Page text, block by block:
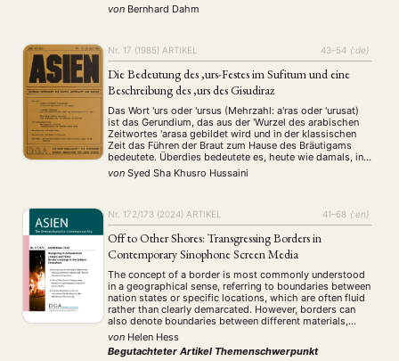
NEWS ASIEN ARBEITSKREISE EXPERTISE
ANGEBOTE
ANTRAG AUF EINEN SMALL GRANT DER DGA
MITGLIEDSCHAFT
Aktuelles von unseren Mitgliedern (4) Art (5) ASIEN (Zeitschrift) (25)
Auszeichnung (12) Bericht (128) Bildung
Geografie (2) Geschichte (93) Gesellschaft Globalisation (7)
Hybrid (172) Kultur (27) Kunst (4) Lecture (94) Literatur (261)
Medien (24) Migration (39) Nationalism (6) Online (235)
Philosophie Politik (417) Politikwissenschaften (13)
Präsentation (13) Programm (5) Publikation (23) Recht (20)
Religion Sozialwissenschaften (4) Sprache (36) Sprachkurse (8)
Stellenausschreibung (661) Stipendium (53) Studium (21)
Summer School Symposium Tagung Tourismus (14)
Veranstaltung (788) Webinar (28) Wirtschaft
Antwort auf eine so empfundene Bedrohung der Identität
durch Neuerungen zu sehen sind. Der Autor kennzeichnet
von Bernhard Dahm
Nr. 17 (1985) ARTIKEL 43–54 {:de}
Die Bedeutung des ‚urs-Festes im Sufitum und eine
Beschreibung des ‚urs des Gisudiraz
Das Wort 'urs oder 'ursus (Mehrzahl: a'ras oder 'urusat)
ist das Gerundium, das aus der 'Wurzel des arabischen
Zeitwortes 'arasa gebildet wird und in der klassischen
Zeit das Führen der Braut zum Hause des Bräutigams
bedeutete. Überdies bedeutete es, heute wie damals, in
seiner kurzen Form, eine Trauungszeremonie oder ein
Hochzeitsfest. Jedoch gab es einen …
von Syed Sha Khusro Hussaini
Nr. 172/173 (2024) ARTIKEL 41–68 {:en}
Off to Other Shores: Transgressing Borders in
Contemporary Sinophone Screen Media
The concept of a border is most commonly understood
in a geographical sense, referring to boundaries between
nation states or specific locations, which are often fluid
rather than clearly demarcated. However, borders can
also denote boundaries between different materials,
ontological states, or realms of existence. In Chinese
folk religion, for instance, physical objects are believed
…
von Helen Hess
Begutachteter Artikel Themenschwerpunkt